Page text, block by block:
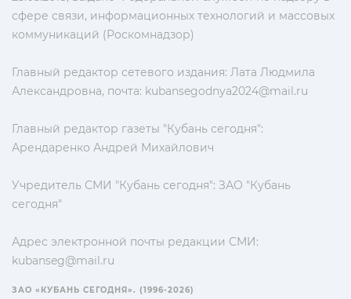
сфере связи, информационных технологий и массовых
коммуникаций (Роскомнадзор)
Главный редактор сетевого издания: Лата Людмила
Александровна, почта: kubansegodnya2024@mail.ru
Главный редактор газеты "Кубань сегодня":
Арендаренко Андрей Михайлович
Учредитель СМИ "Кубань сегодня": ЗАО "Кубань
сегодня"
Адрес электронной почты редакции СМИ:
kubanseg@mail.ru
ЗАО «КУБАНЬ СЕГОДНЯ». (1996-2026)